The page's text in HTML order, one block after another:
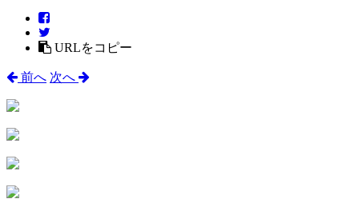
URLをコピー
前へ 次へ